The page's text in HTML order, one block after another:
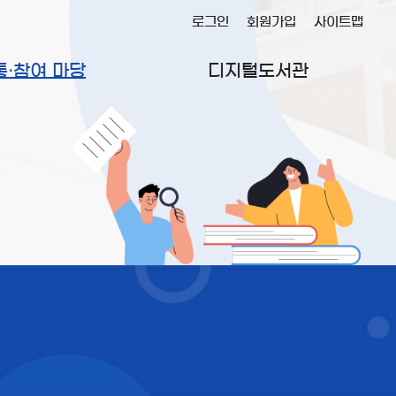
·참여 마당 디지털도서관
로그인 회원가입 사이트맵